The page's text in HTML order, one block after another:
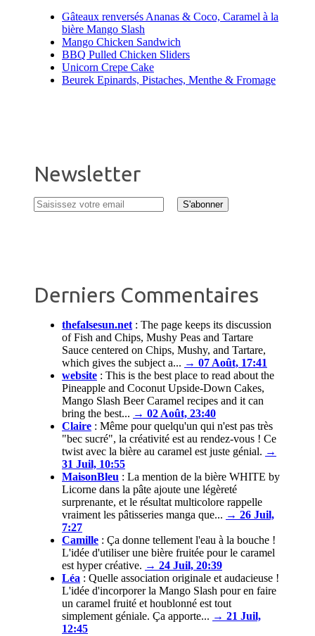
Gâteaux renversés Ananas & Coco, Caramel à la
bière Mango Slash
Mango Chicken Sandwich
BBQ Pulled Chicken Sliders
Unicorn Crepe Cake
Beurek Epinards, Pistaches, Menthe & Fromage
Newsletter
Derniers Commentaires
thefalsesun.net : The page keeps its discussion
of Fish and Chips, Mushy Peas and Tartare
Sauce centered on Chips, Mushy, and Tartare,
which gives the subject a... → 07 Août, 17:41
website : This is the best place to read about the
Pineapple and Coconut Upside-Down Cakes,
Mango Slash Beer Caramel recipes and it can
bring the best... → 02 Août, 23:40
Claire : Même pour quelqu'un qui n'est pas très
"bec sucré", la créativité est au rendez-vous ! Ce
twist avec la bière au caramel est juste génial. →
31 Juil, 10:55
MaisonBleu : La mention de la bière WHITE by
Licorne dans la pâte ajoute une légèreté
surprenante, et le résultat multicolore rappelle
vraiment les pâtisseries manga que... → 26 Juil,
7:27
Camille : Ça donne tellement l'eau à la bouche !
L'idée d'utiliser une bière fruitée pour le caramel
est hyper créative. → 24 Juil, 20:39
Léa : Quelle association originale et audacieuse !
L'idée d'incorporer la Mango Slash pour en faire
un caramel fruité et houblonné est tout
simplement géniale. Ça apporte... → 21 Juil,
12:45